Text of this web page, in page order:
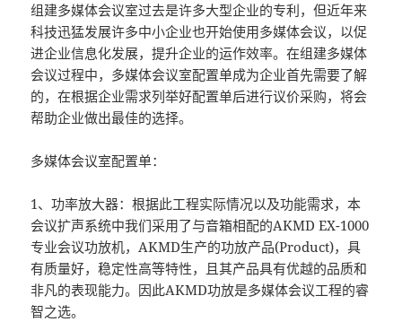
组建多媒体会议室过去是许多大型企业的专利，但近年来
科技迅猛发展许多中小企业也开始使用多媒体会议，以促
进企业信息化发展，提升企业的运作效率。在组建多媒体
会议过程中，多媒体会议室配置单成为企业首先需要了解
的，在根据企业需求列举好配置单后进行议价采购，将会
帮助企业做出最佳的选择。
多媒体会议室配置单：
1、功率放大器：根据此工程实际情况以及功能需求，本
会议扩声系统中我们采用了与音箱相配的AKMD EX-1000
专业会议功放机，AKMD生产的功放产品(Product)，具
有质量好，稳定性高等特性，且其产品具有优越的品质和
非凡的表现能力。因此AKMD功放是多媒体会议工程的睿
智之选。